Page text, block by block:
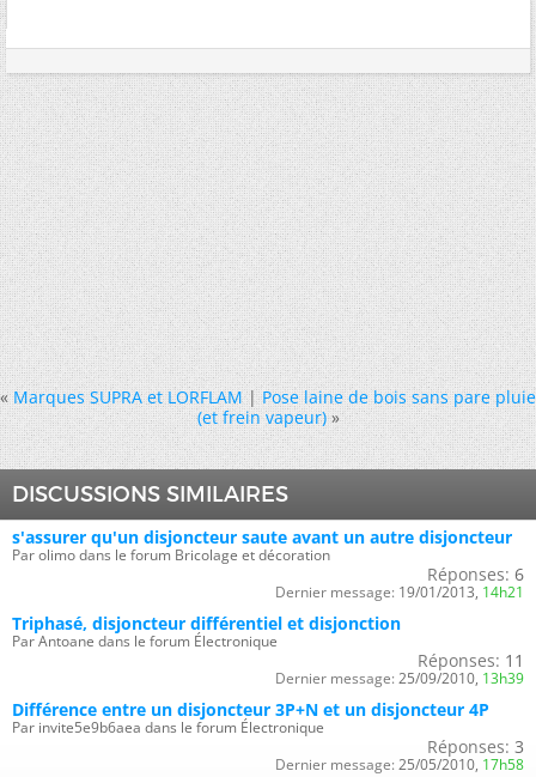
« Marques SUPRA et LORFLAM|Pose laine de bois sans pare pluie
(et frein vapeur) »
DISCUSSIONS SIMILAIRES
s'assurer qu'un disjoncteur saute avant un autre disjoncteur
Par olimo dans le forum Bricolage et décoration
Réponses: 6
Dernier message: 19/01/2013, 14h21
Triphasé, disjoncteur différentiel et disjonction
Par Antoane dans le forum Électronique
Réponses: 11
Dernier message: 25/09/2010, 13h39
Différence entre un disjoncteur 3P+N et un disjoncteur 4P
Par invite5e9b6aea dans le forum Électronique
Réponses: 3
Dernier message: 25/05/2010, 17h58